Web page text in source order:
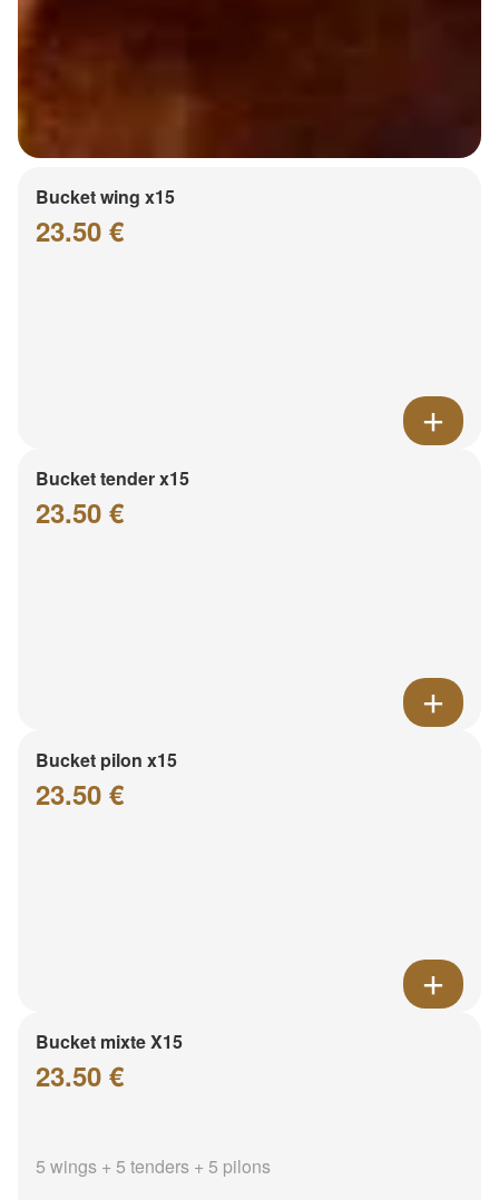
Bucket wing x15
23.50 €
Bucket tender x15
23.50 €
Bucket pilon x15
23.50 €
Bucket mixte X15
23.50 €
5 wings + 5 tenders + 5 pilons